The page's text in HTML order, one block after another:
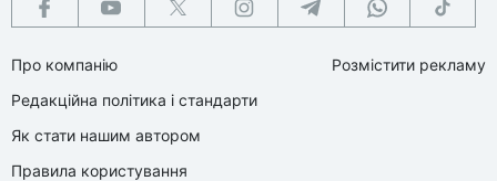
Про компанію
Редакційна політика і стандарти
Як стати нашим автором
Правила користування
Розмістити рекламу